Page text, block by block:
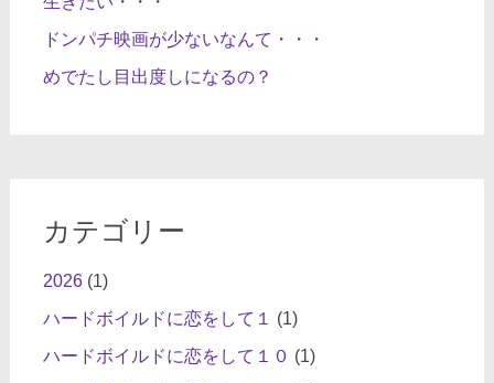
ドンパチ映画が少ないなんて・・・
めでたし目出度しになるの？
カテゴリー
2026(1)
ハードボイルドに恋をして１
(1)
ハードボイルドに恋をして１０ (1)